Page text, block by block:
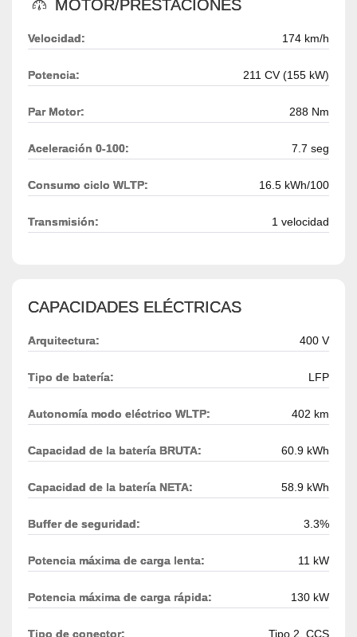
MOTOR/PRESTACIONES
Velocidad: 174 km/h
Potencia: 211 CV (155 kW)
Par Motor: 288 Nm
Aceleración 0-100: 7.7 seg
Consumo ciclo WLTP: 16.5 kWh/100
Transmisión: 1 velocidad
CAPACIDADES ELÉCTRICAS
Arquitectura: 400 V
Tipo de batería: LFP
Autonomía modo eléctrico WLTP: 402 km
Capacidad de la batería BRUTA: 60.9 kWh
Capacidad de la batería NETA: 58.9 kWh
Buffer de seguridad: 3.3%
Potencia máxima de carga lenta: 11 kW
Potencia máxima de carga rápida: 130 kW
Tipo de conector: Tipo 2, CCS